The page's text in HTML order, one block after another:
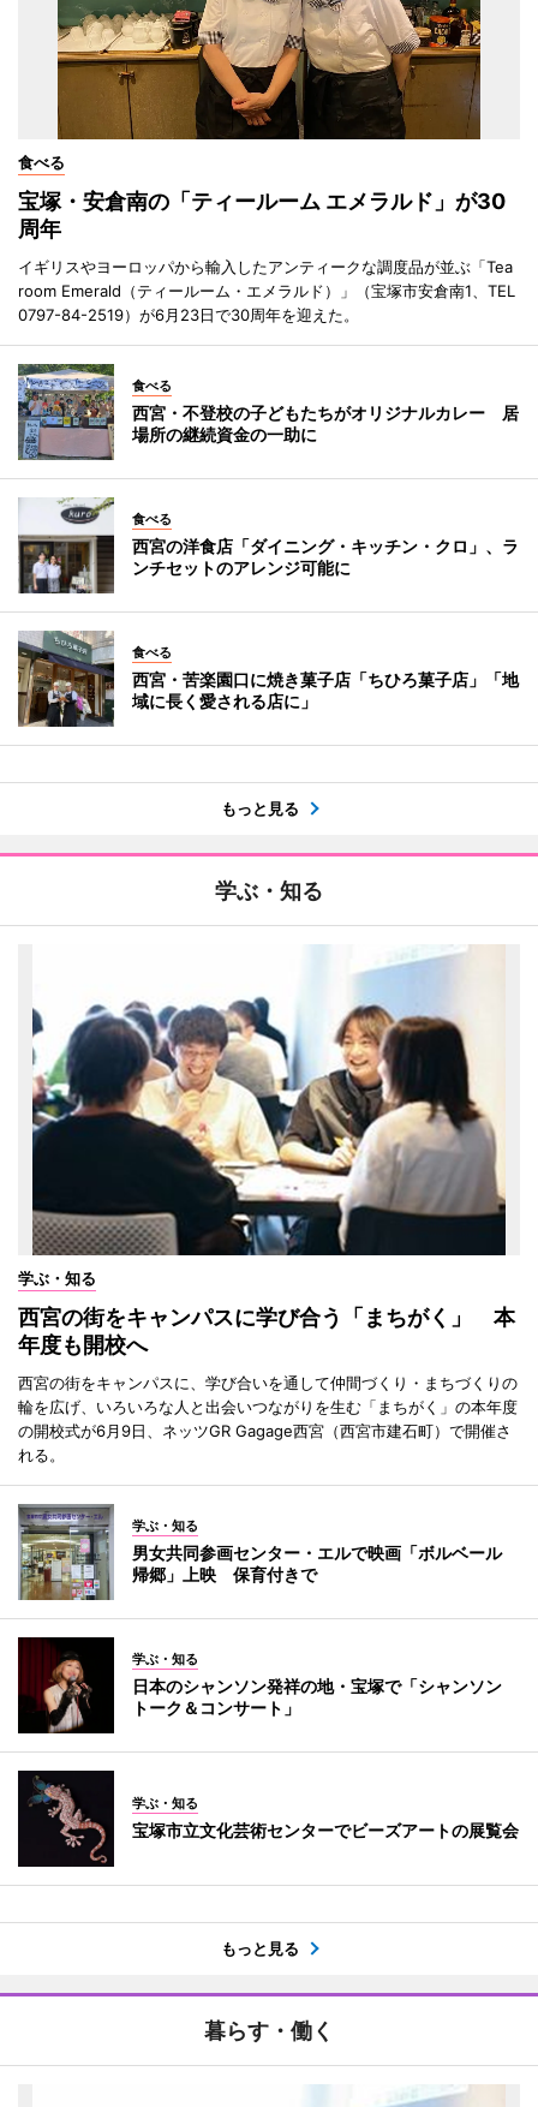
食べる
宝塚・安倉南の「ティールーム エメラルド」が30
周年
イギリスやヨーロッパから輸入したアンティークな調度品が並ぶ「Tea
room Emerald（ティールーム・エメラルド）」（宝塚市安倉南1、TEL
0797-84-2519）が6月23日で30周年を迎えた。
食べる
西宮・不登校の子どもたちがオリジナルカレー 居
場所の継続資金の一助に
食べる
西宮の洋食店「ダイニング・キッチン・クロ」、ラ
ンチセットのアレンジ可能に
食べる
西宮・苦楽園口に焼き菓子店「ちひろ菓子店」「地
域に長く愛される店に」
もっと見る
学ぶ・知る
学ぶ・知る
西宮の街をキャンパスに学び合う「まちがく」 本
年度も開校へ
西宮の街をキャンパスに、学び合いを通して仲間づくり・まちづくりの
輪を広げ、いろいろな人と出会いつながりを生む「まちがく」の本年度
の開校式が6月9日、ネッツGR Gagage西宮（西宮市建石町）で開催さ
れる。
学ぶ・知る
男女共同参画センター・エルで映画「ボルベール
帰郷」上映 保育付きで
学ぶ・知る
日本のシャンソン発祥の地・宝塚で「シャンソン
トーク＆コンサート」
学ぶ・知る
宝塚市立文化芸術センターでビーズアートの展覧会
もっと見る
暮らす・働く